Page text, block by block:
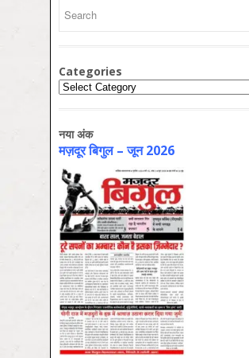
Categories
Categories
नया अंक
मज़दूर बिगुल – जून 2026